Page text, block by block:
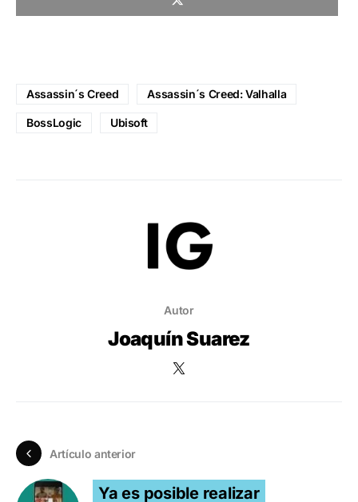
Assassin´s Creed Assassin´s Creed: Valhalla
BossLogic Ubisoft
Autor
Joaquín Suarez
Artículo anterior
Ya es posible realizar